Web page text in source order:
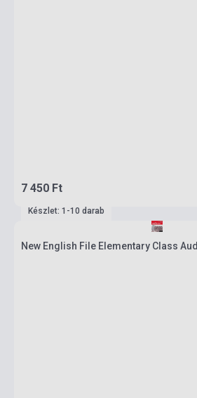
7 450 Ft
Készlet: 1-10 darab
New English File Elementary Class